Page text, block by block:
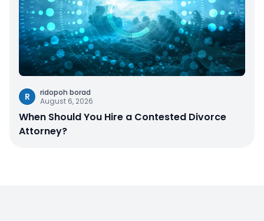
R
ridopoh borad
August 6, 2026
When Should You Hire a Contested Divorce
Attorney?